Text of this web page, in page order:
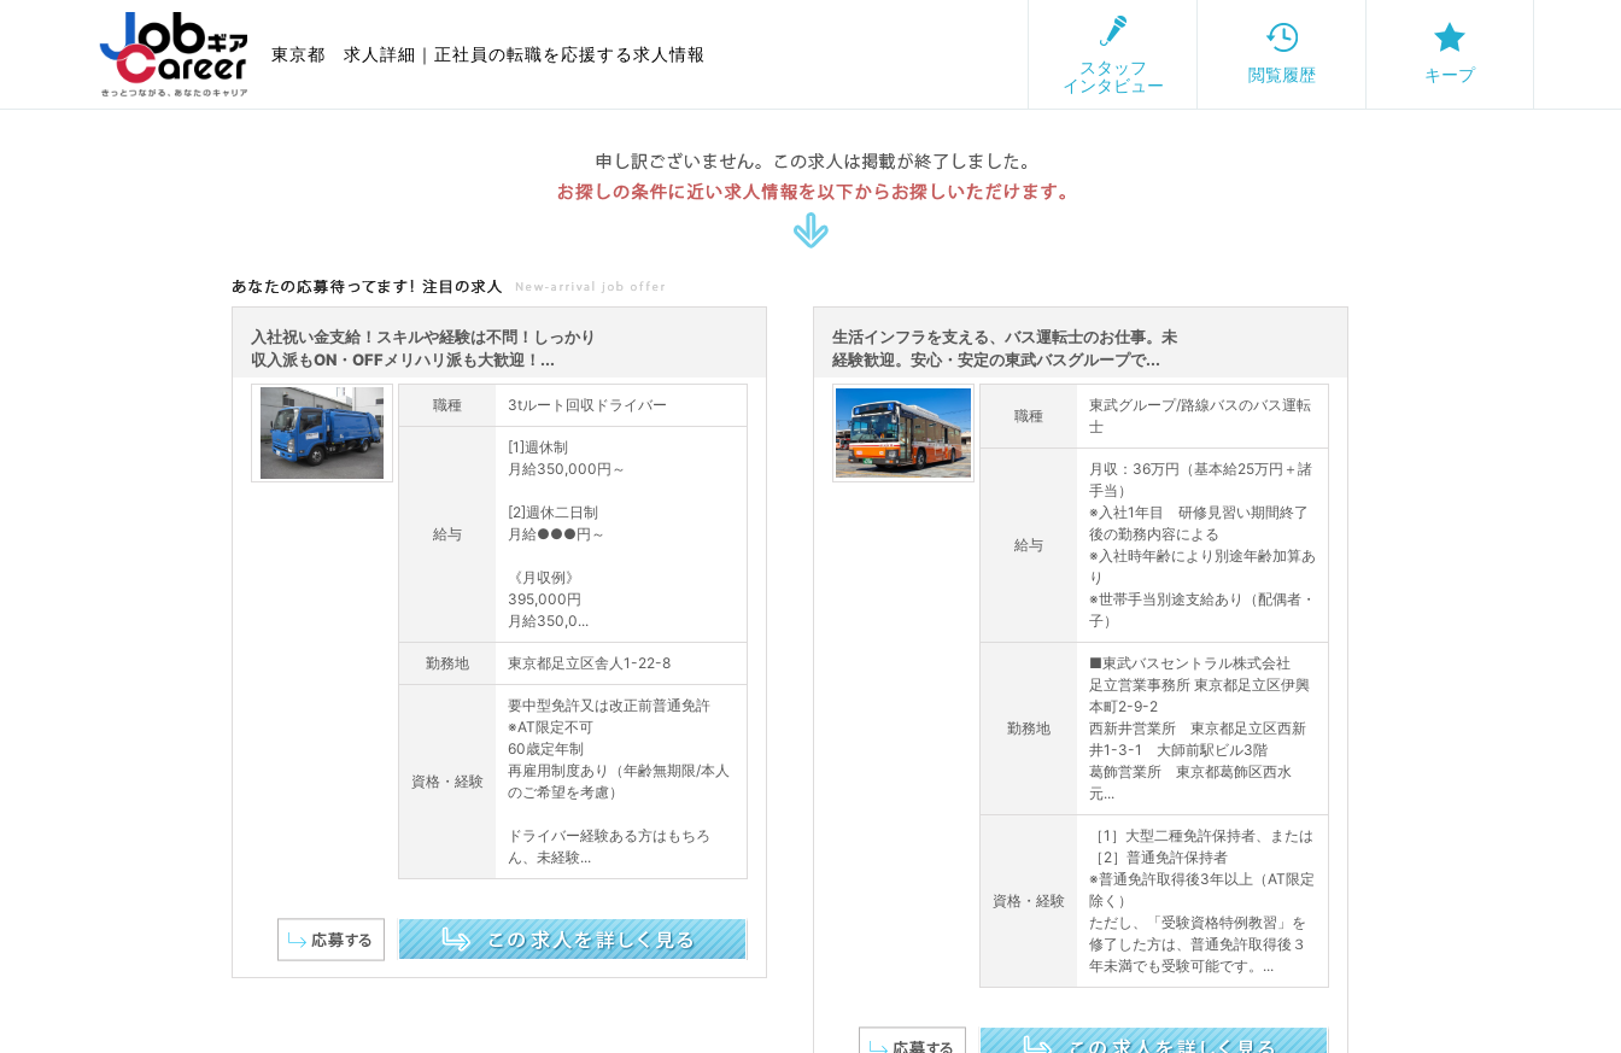
東京都 求人詳細｜正社員の転職を応援する求人情報
スタッフ
インタビュー
閲覧履歴 キープ
あなたの応募待ってます!注目の求人
入社祝い金支給！スキルや経験は不問！しっかり
収入派もON・OFFメリハリ派も大歓迎！...
職種 3tルート回収ドライバー
給与
[1]週休制
月給350,000円～
[2]週休二日制
月給●●●円～
《月収例》
395,000円
月給350,0...
勤務地 東京都足立区舎人1-22-8
資格・経験
要中型免許又は改正前普通免許
※AT限定不可
60歳定年制
再雇用制度あり（年齢無期限/本人
のご希望を考慮）
ドライバー経験ある方はもちろ
ん、未経験...
生活インフラを支える、バス運転士のお仕事。未
経験歓迎。安心・安定の東武バスグループで...
職種
東武グループ/路線バスのバス運転
士
給与
月収：36万円（基本給25万円＋諸
手当）
※入社1年目 研修見習い期間終了
後の勤務内容による
※入社時年齢により別途年齢加算あ
り
※世帯手当別途支給あり（配偶者・
子）
勤務地
■東武バスセントラル株式会社
足立営業事務所 東京都足立区伊興
本町2-9-2
西新井営業所 東京都足立区西新
井1-3-1 大師前駅ビル3階
葛飾営業所 東京都葛飾区西水
元...
資格・経験
［1］大型二種免許保持者、または
［2］普通免許保持者
※普通免許取得後3年以上（AT限定
除く）
ただし、「受験資格特例教習」を
修了した方は、普通免許取得後３
年未満でも受験可能です。...